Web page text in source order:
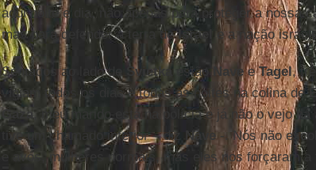
aqui noite e dia, não apenas para proteger a nossa
mas para defender a terra deIsrael e a nação
Sentados ao lado de Svietka estão NaveeTagel,
vigiam todos os dias e todas as noites na colina de
Gaza, meu marido está na polícia e já não o vejo há
tive um chamado interior – diz Nave-. Nós não
e avós, mulheres normais, mas eles nos forçaram